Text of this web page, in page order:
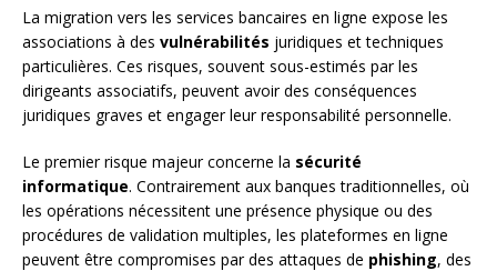
La migration vers les services bancaires en ligne expose les
associations à des vulnérabilités juridiques et techniques
particulières. Ces risques, souvent sous-estimés par les
dirigeants associatifs, peuvent avoir des conséquences
juridiques graves et engager leur responsabilité personnelle.
Le premier risque majeur concerne la sécurité
informatique. Contrairement aux banques traditionnelles, où
les opérations nécessitent une présence physique ou des
procédures de validation multiples, les plateformes en ligne
peuvent être compromises par des attaques de phishing, des